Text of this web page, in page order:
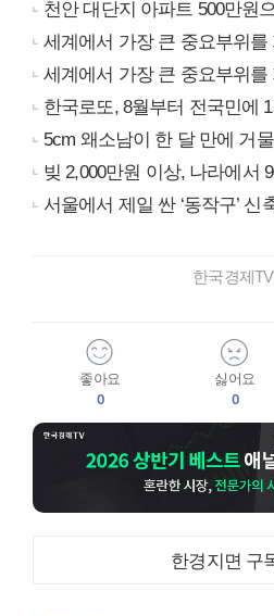
천안 대단지 아파트 500만원
세계에서 가장 큰 중요부위를
세계에서 가장 큰 중요부위를
한국로또, 8월부터 전국민에
5cm 왜소남이 한 달 만에 거
빚 2,000만원 이상, 나라에서
서울에서 제일 싼 ‘동작구’ 신
한국경제
좋아요
0
싫어요
0
한경지면 구